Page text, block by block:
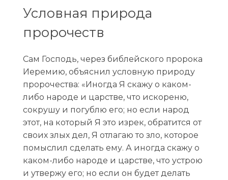
Условная природа
пророчеств
Сам Господь, через библейского пророка
Иеремию, объяснил условную природу
пророчества: «Иногда Я скажу о каком-
либо народе и царстве, что искореню,
сокрушу и погублю его; но если народ
этот, на который Я это изрек, обратится от
своих злых дел, Я отлагаю то зло, которое
помыслил сделать ему. А иногда скажу о
каком-либо народе и царстве, что устрою
и утвержу его; но если он будет делать